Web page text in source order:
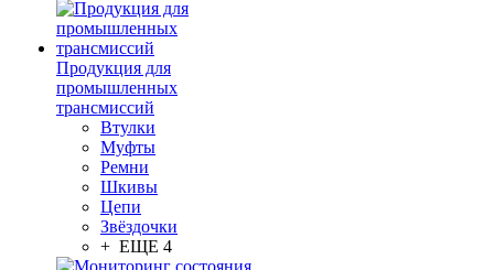
Продукция для
промышленных
трансмиссий
Втулки
Муфты
Ремни
Шкивы
Цепи
Звёздочки
+ ЕЩЕ 4